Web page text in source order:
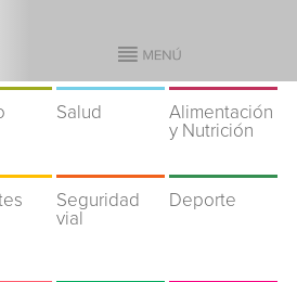
Salud
Alimentación
y Nutrición
Seguridad
vial
Deporte